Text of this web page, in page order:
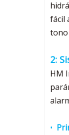
fácil
tono
2:
HM
•